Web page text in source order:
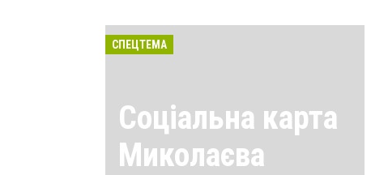
СПЕЦТЕМА
Соціальна карта
Миколаєва